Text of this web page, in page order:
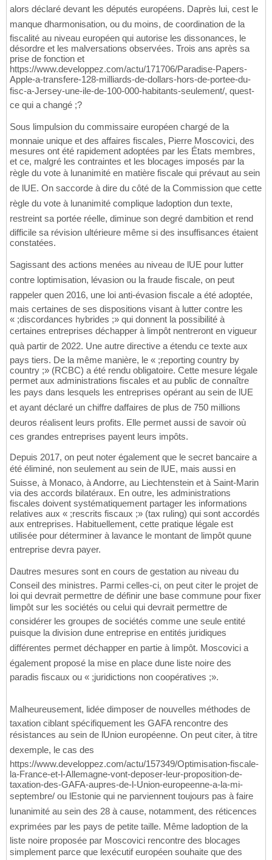
alors déclaré devant les députés européens. Daprès lui, cest le
manque dharmonisation, ou du moins, de coordination de la
fiscalité au niveau européen qui autorise les dissonances, le
désordre et les malversations observées. Trois ans après sa
prise de fonction et
https://www.developpez.com/actu/171706/Paradise-Papers-
Apple-a-transfere-128-milliards-de-dollars-hors-de-portee-du-
fisc-a-Jersey-une-ile-de-100-000-habitants-seulement/, quest-
ce qui a changé ;?
Sous limpulsion du commissaire européen chargé de la
monnaie unique et des affaires fiscales, Pierre Moscovici, des
mesures ont été rapidement adoptées par les États membres,
et ce, malgré les contraintes et les blocages imposés par la
règle du vote à lunanimité en matière fiscale qui prévaut au sein
de lUE. On saccorde à dire du côté de la Commission que cette
règle du vote à lunanimité complique ladoption dun texte,
restreint sa portée réelle, diminue son degré dambition et rend
difficile sa révision ultérieure même si des insuffisances étaient
constatées.
Sagissant des actions menées au niveau de lUE pour lutter
contre loptimisation, lévasion ou la fraude fiscale, on peut
rappeler quen 2016, une loi anti-évasion fiscale a été adoptée,
mais certaines de ses dispositions visant à lutter contre les
« ;discordances hybrides ;» qui donnent la possibilité à
certaines entreprises déchapper à limpôt nentreront en vigueur
quà partir de 2022. Une autre directive a étendu ce texte aux
pays tiers. De la même manière, le « ;reporting country by
country ;» (RCBC) a été rendu obligatoire. Cette mesure légale
permet aux administrations fiscales et au public de connaître
les pays dans lesquels les entreprises opérant au sein de lUE
et ayant déclaré un chiffre daffaires de plus de 750 millions
deuros réalisent leurs profits. Elle permet aussi de savoir où
ces grandes entreprises payent leurs impôts.
Depuis 2017, on peut noter également que le secret bancaire a
été éliminé, non seulement au sein de lUE, mais aussi en
Suisse, à Monaco, à Andorre, au Liechtenstein et à Saint-Marin
via des accords bilatéraux. En outre, les administrations
fiscales doivent systématiquement partager les informations
relatives aux « ;rescrits fiscaux ;» (tax ruling) qui sont accordés
aux entreprises. Habituellement, cette pratique légale est
utilisée pour déterminer à lavance le montant de limpôt quune
entreprise devra payer.
Dautres mesures sont en cours de gestation au niveau du
Conseil des ministres. Parmi celles-ci, on peut citer le projet de
loi qui devrait permettre de définir une base commune pour fixer
limpôt sur les sociétés ou celui qui devrait permettre de
considérer les groupes de sociétés comme une seule entité
puisque la division dune entreprise en entités juridiques
différentes permet déchapper en partie à limpôt. Moscovici a
également proposé la mise en place dune liste noire des
paradis fiscaux ou « ;juridictions non coopératives ;».
Malheureusement, lidée dimposer de nouvelles méthodes de
taxation ciblant spécifiquement les GAFA rencontre des
résistances au sein de lUnion européenne. On peut citer, à titre
dexemple, le cas des
https://www.developpez.com/actu/157349/Optimisation-fiscale-
la-France-et-l-Allemagne-vont-deposer-leur-proposition-de-
taxation-des-GAFA-aupres-de-l-Union-europeenne-a-la-mi-
septembre/ ou lEstonie qui ne parviennent toujours pas à faire
lunanimité au sein des 28 à cause, notamment, des réticences
exprimées par les pays de petite taille. Même ladoption de la
liste noire proposée par Moscovici rencontre des blocages
simplement parce que lexécutif européen souhaite que des